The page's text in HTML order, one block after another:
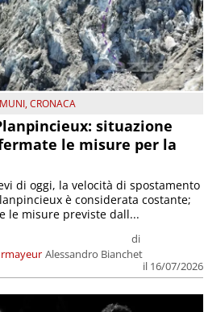
,CRONACA
situazione
le misure per la
di
Alessandro Bianchet
il 16/07/2026
di oggi, la velocità di spostamento
è considerata costante;
le misure previste dall...